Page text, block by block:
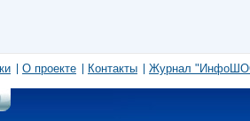
О проекте Контакты Журнал